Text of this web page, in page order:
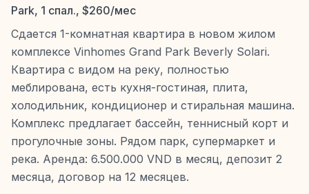
Park, 1 спал., $260/мес
Сдается 1-комнатная квартира в новом жилом
комплексе Vinhomes Grand Park Beverly Solari.
Квартира с видом на реку, полностью
меблирована, есть кухня-гостиная, плита,
холодильник, кондиционер и стиральная машина.
Комплекс предлагает бассейн, теннисный корт и
прогулочные зоны. Рядом парк, супермаркет и
река. Аренда: 6.500.000 VND в месяц, депозит 2
месяца, договор на 12 месяцев.